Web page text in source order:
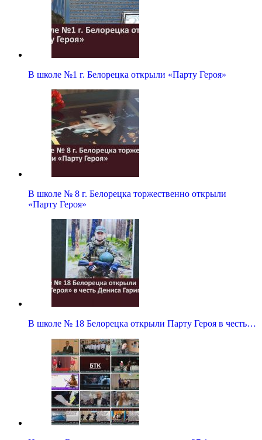
В школе №1 г. Белорецка открыли «Парту Героя»
В школе № 8 г. Белорецка торжественно открыли
«Парту Героя»
В школе № 18 Белорецка открыли Парту Героя в честь…